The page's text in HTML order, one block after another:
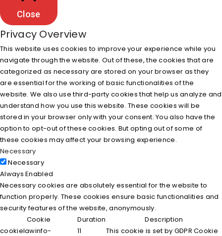
Close
Privacy Overview
This website uses cookies to improve your experience while you
navigate through the website. Out of these, the cookies that are
categorized as necessary are stored on your browser as they
are essential for the working of basic functionalities of the
website. We also use third-party cookies that help us analyze and
understand how you use this website. These cookies will be
stored in your browser only with your consent. You also have the
option to opt-out of these cookies. But opting out of some of
these cookies may affect your browsing experience.
Necessary
Necessary
Always Enabled
Necessary cookies are absolutely essential for the website to
function properly. These cookies ensure basic functionalities and
security features of the website, anonymously.
Cookie
Duration
Description
cookielawinfo-
11
This cookie is set by GDPR Cookie